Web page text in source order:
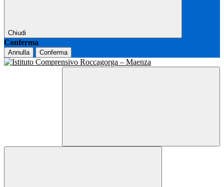
Chiudi
Conferma
Annulla Conferma